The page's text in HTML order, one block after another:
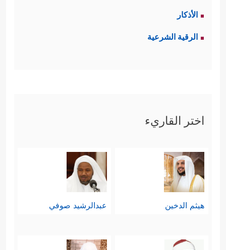
الأذكار
الرقية الشرعية
اختر القاريء
هيثم الدخين عبدالرشيد صوفي